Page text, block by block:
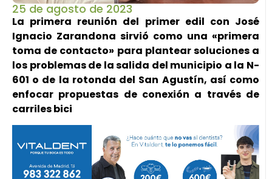
25 de agosto de 2023
La primera reunión del primer edil con José
Ignacio Zarandona sirvió como una «primera
toma de contacto» para plantear soluciones a
los problemas de la salida del municipio a la N-
601 o de la rotonda del San Agustín, así como
enfocar propuestas de conexión a través de
carriles bici